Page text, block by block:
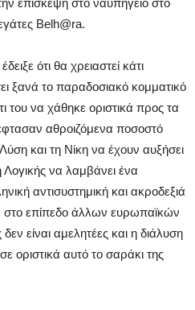
Belh@ra.
ότι θα χρειαστεί κάτι
ξανά το παραδοσιακό κομματικό
του να χάθηκε οριστικά προς τα
αθροιζόμενα ποσοστό
και τη Νίκη να έχουν αυξήσει
να λαμβάνει ένα
αντισυστημική και ακροδεξιά
επίπεδο άλλων ευρωπαϊκών
είναι αμελητέες και η διάλυση
οριστικά αυτό το σαράκι της